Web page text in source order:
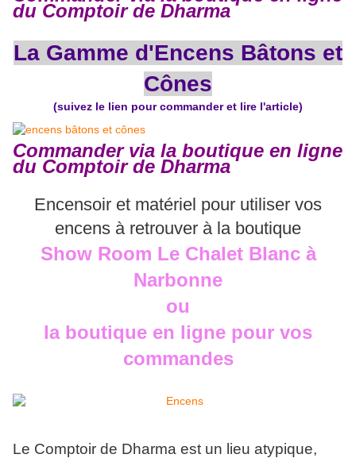
du Comptoir de Dharma
La Gamme d'Encens Bâtons et
Cônes
(suivez le lien pour commander et lire l'article)
Commander via la boutique en ligne
du Comptoir de Dharma
Encensoir et matériel pour utiliser vos
encens à retrouver à la boutique
Show Room Le Chalet Blanc à
Narbonne
ou
la boutique en ligne pour vos
commandes
Le Comptoir de Dharma est un lieu atypique,